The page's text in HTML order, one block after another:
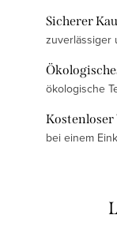
Sicherer
zuverlässiger
ökologische
Kostenloser
bei einem